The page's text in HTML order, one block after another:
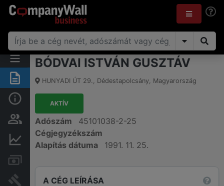
Összegzés
Alap információk
Személyek és tulajdonjog
Pénzügyi információk
Bírósági eljárások
BÓDVAI ISTVÁN GUSZTÁV
HUNYADI ÚT 29., Dédestapolcsány, Magyarország
AKTÍV
Adószám
45101038-2-25
Cégjegyzékszám
Alapítás dátuma
1991. 11. 25.
A CÉG LEÍRÁSA